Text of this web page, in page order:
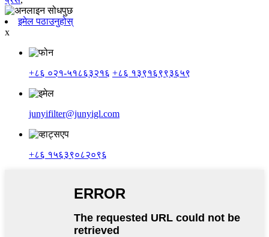
इमेल पठाउनुहोस्
x
+८६ ०२१-५१८६३२१६ +८६ १३९१६९९३६५९
junyifilter@junyigl.com
+८६ १५६३९०८२०९६